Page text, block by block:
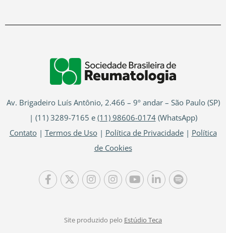
Av. Brigadeiro Luís Antônio, 2.466 – 9º andar – São Paulo (SP)
| (11) 3289-7165 e (11) 98606-0174(WhatsApp)
Contato| Termos de Uso| Política de Privacidade| Política
de Cookies
Site produzido pelo Estúdio Teca